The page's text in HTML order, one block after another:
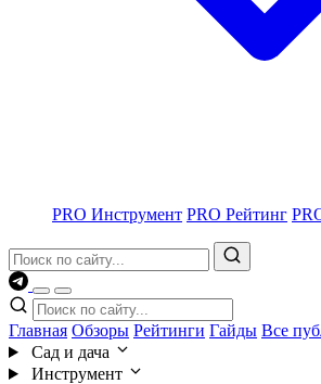
PRO Инструмент PRO Рейтинг
Главная Обзоры Рейтинги Гайды Все
Сад и дача
Инструмент